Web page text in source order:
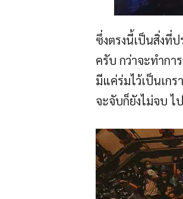
ซึ่งตรงนี้เป็นสิ่งที่
ครับ กว่าจะทำกา
มีแค่ร่มไว้เป็นเก
จะจับก็ยังไม่จบ